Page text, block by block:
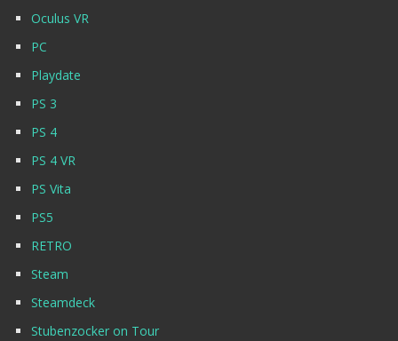
Oculus VR
PC
Playdate
PS 3
PS 4
PS 4 VR
PS Vita
PS5
RETRO
Steam
Steamdeck
Stubenzocker on Tour